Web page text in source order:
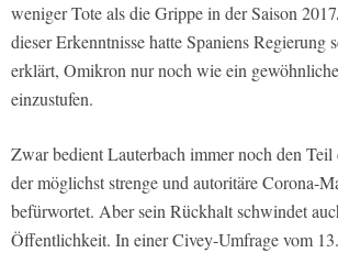
weniger Tote als die Grippe in der Saison
dieser Erkenntnisse hatte Spaniens Regierung
erklärt, Omikron nur noch wie ein
einzustufen.
Zwar bedient Lauterbach immer noch den
der möglichst strenge und autoritäre Corona-
befürwortet. Aber sein Rückhalt schwindet
Öffentlichkeit. In einer Civey-Umfrage vom